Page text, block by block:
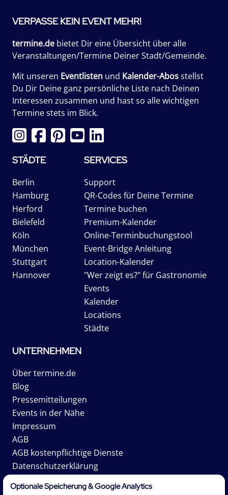
VERPASSE KEIN EVENT MEHR!
termine.de bietet Dir eine Übersicht über alle
Veranstaltungen/Termine Deiner Stadt/Gemeinde.
Mit unseren Eventlisten und Kalender-Abosstellst
Du Dir Deine ganz persönliche Liste nach Deinen
Interessen zusammen und hast so alle wichtigen
Termine stets im Blick.
STÄDTE
Berlin
Hamburg
Herford
Bielefeld
Köln
München
Stuttgart
Hannover
SERVICES
Support
QR-Codes für Deine Termine
Termine buchen
Premium-Kalender
Online-Terminbuchungstool
Event-Bridge Anleitung
Location-Kalender
"Wer zeigt es?" für Gastronomie
Events
Kalender
Locations
Städte
UNTERNEHMEN
Über termine.de
Blog
Pressemitteilungen
Events in der Nähe
Impressum
AGB
AGB kostenpflichtige Dienste
Datenschutzerklärung
Optionale Speicherung & Google Analytics